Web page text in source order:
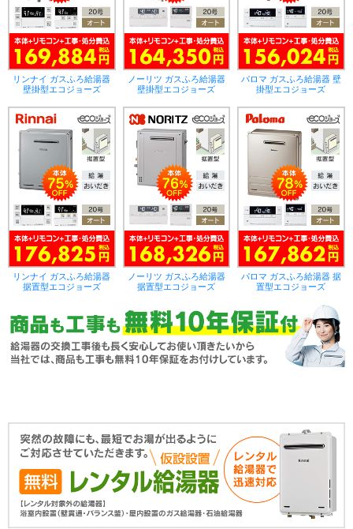
リンナイ ガスふろ給湯器
壁掛型エコジョーズ
ノーリツ ガスふろ給湯器
壁掛型エコジョーズ
パロマ ガスふろ給湯器 壁
掛型エコジョーズ
リンナイ ガスふろ給湯器
据置型エコジョーズ
ノーリツ ガスふろ給湯器
据置型エコジョーズ
パロマ ガスふろ給湯器 据
置型エコジョーズ